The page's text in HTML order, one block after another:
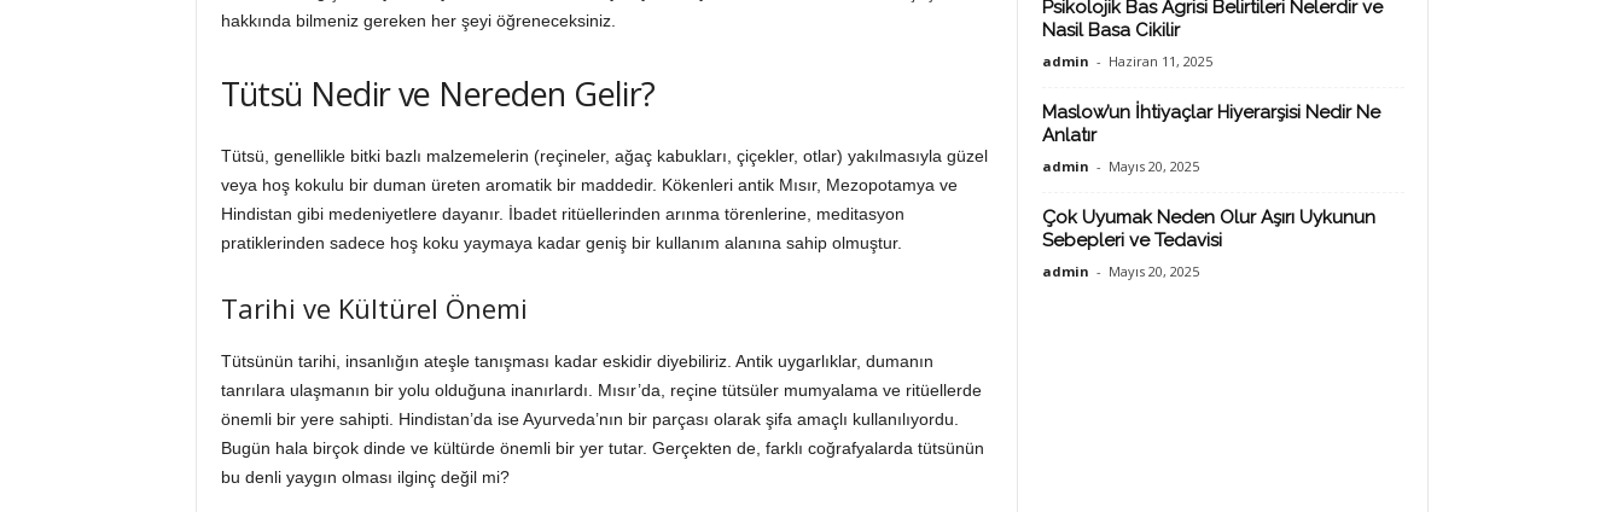
hakkında bilmeniz gereken her şeyi öğreneceksiniz.
Tütsü Nedir ve Nereden Gelir?
Tütsü, genellikle bitki bazlı malzemelerin (reçineler, ağaç kabukları, çiçekler, otlar) yakılmasıyla güzel
veya hoş kokulu bir duman üreten aromatik bir maddedir. Kökenleri antik Mısır, Mezopotamya ve
Hindistan gibi medeniyetlere dayanır. İbadet ritüellerinden arınma törenlerine, meditasyon
pratiklerinden sadece hoş koku yaymaya kadar geniş bir kullanım alanına sahip olmuştur.
Tarihi ve Kültürel Önemi
Tütsünün tarihi, insanlığın ateşle tanışması kadar eskidir diyebiliriz. Antik uygarlıklar, dumanın
tanrılara ulaşmanın bir yolu olduğuna inanırlardı. Mısır’da, reçine tütsüler mumyalama ve ritüellerde
önemli bir yere sahipti. Hindistan’da ise Ayurveda’nın bir parçası olarak şifa amaçlı kullanılıyordu.
Bugün hala birçok dinde ve kültürde önemli bir yer tutar. Gerçekten de, farklı coğrafyalarda tütsünün
bu denli yaygın olması ilginç değil mi?
Psikolojik Bas Agrisi Belirtileri Nelerdir ve
Nasil Basa Cikilir
admin - Haziran 11, 2025
Maslow’un İhtiyaçlar Hiyerarşisi Nedir Ne
Anlatır
admin - Mayıs 20, 2025
Çok Uyumak Neden Olur Aşırı Uykunun
Sebepleri ve Tedavisi
admin - Mayıs 20, 2025